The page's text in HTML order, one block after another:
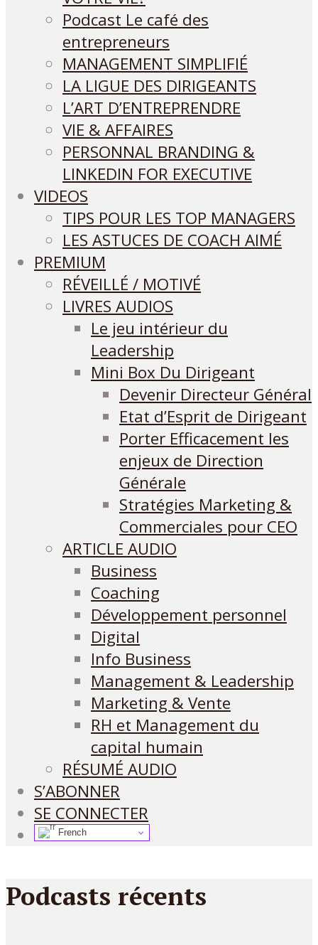
Podcast Le café des
entrepreneurs
MANAGEMENT SIMPLIFIÉ
LA LIGUE DES DIRIGEANTS
L’ART D’ENTREPRENDRE
VIE & AFFAIRES
PERSONNAL BRANDING &
LINKEDIN FOR EXECUTIVE
VIDEOS
TIPS POUR LES TOP MANAGERS
LES ASTUCES DE COACH AIMÉ
PREMIUM
RÉVEILLÉ / MOTIVÉ
LIVRES AUDIOS
Le jeu intérieur du
Leadership
Mini Box Du Dirigeant
Devenir Directeur Général
Etat d’Esprit de Dirigeant
Porter Efficacement les
enjeux de Direction
Générale
Stratégies Marketing &
Commerciales pour CEO
ARTICLE AUDIO
Business
Coaching
Développement personnel
Digital
Info Business
Management & Leadership
Marketing & Vente
RH et Management du
capital humain
RÉSUMÉ AUDIO
S’ABONNER
SE CONNECTER
French
Podcasts récents